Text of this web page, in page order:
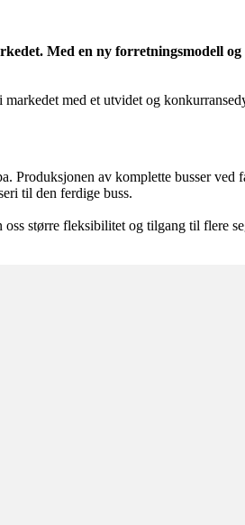
Med en ny forretningsmodell
med et utvidet og
Produksjonen av komplette busser
til den ferdige buss.
større fleksibilitet og tilgang til flere